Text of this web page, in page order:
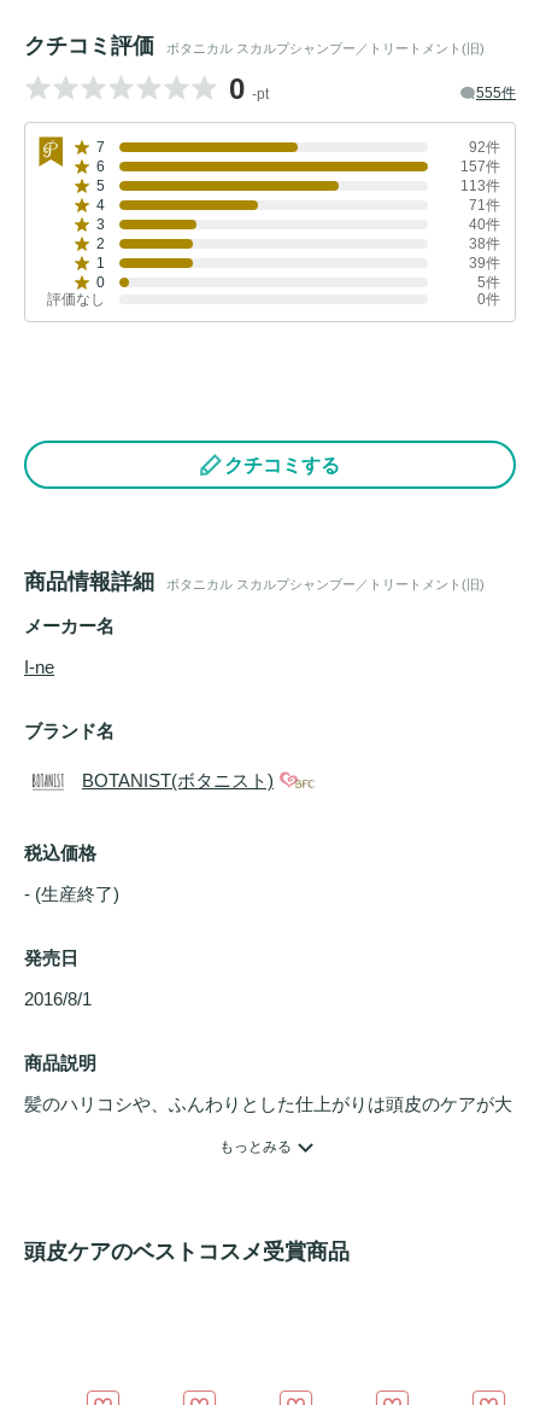
クチコミ評価 ボタニカル スカルプシャンプー／トリートメント(旧)
0 -pt 555件
7
92件
6
157件
5
113件
4
71件
3
40件
2
38件
1
39件
0
5件
評価なし
0件
クチコミする
商品情報詳細 ボタニカル スカルプシャンプー／トリートメント(旧)
メーカー名
I-ne
ブランド名
BOTANIST(ボタニスト)
税込価格
- (生産終了)
発売日
2016/8/1
商品説明
髪のハリコシや、ふんわりとした仕上がりは頭皮のケアが大
ル硫酸Na・合成着色料フリー。シャンプー
シャンプーは、髪全体を濡らしたあと、適量をよくなじませ
もっとみる
頭皮ケアのベストコスメ受賞商品